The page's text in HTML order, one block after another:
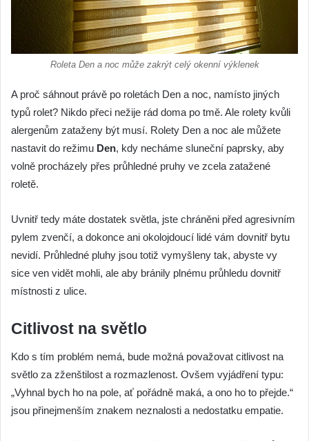
Roleta Den a noc může zakrýt celý okenní výklenek
A proč sáhnout právě po roletách Den a noc, namísto jiných
typů rolet? Nikdo přeci nežije rád doma po tmě. Ale rolety kvůli
alergenům zataženy být musí. Rolety Den a noc ale můžete
nastavit do režimu Den, kdy necháme sluneční paprsky, aby
volně procházely přes průhledné pruhy ve zcela zatažené
roletě.
Uvnitř tedy máte dostatek světla, jste chráněni před agresivním
pylem zvenčí, a dokonce ani okolojdoucí lidé vám dovnitř bytu
nevidí. Průhledné pluhy jsou totiž vymyšleny tak, abyste vy
sice ven vidět mohli, ale aby bránily plnému průhledu dovnitř
místnosti z ulice.
Citlivost na světlo
Kdo s tím problém nemá, bude možná považovat citlivost na
světlo za zženštilost a rozmazlenost. Ovšem vyjádření typu:
„Vyhnal bych ho na pole, ať pořádně maká, a ono ho to přejde.“
jsou přinejmenším znakem neznalosti a nedostatku empatie.